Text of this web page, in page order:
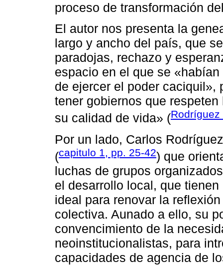
proceso de transformación
El autor nos presenta la
largo y ancho del país, que
paradojas, rechazo y
espacio en el que se
de ejercer el poder caciquil»,
tener gobiernos que
su calidad de vida» (
Por un lado, Carlos
(capitulo 1, pp. 25-42) que
luchas de grupos
el desarrollo local, que
ideal para renovar la
colectiva. Aunado a ello, su
convencimiento de la
neoinstitucionalistas, para
capacidades de agencia de